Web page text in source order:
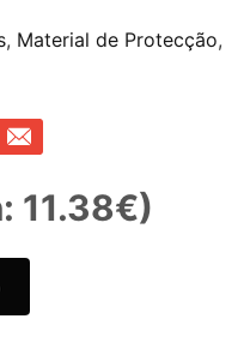
, Material de Protecção,
11.38€)